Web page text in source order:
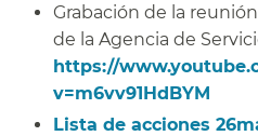
Grabación de la
de la Agencia de
https://
v=m6vv91HdBYM
Lista de acciones